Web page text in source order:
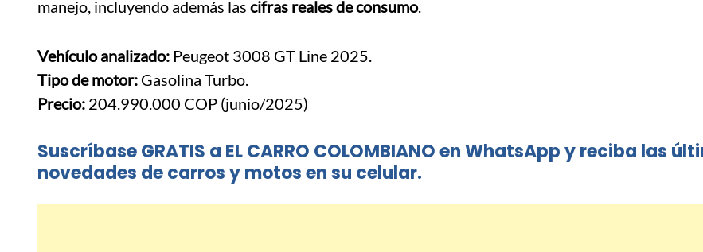
manejo, incluyendo además las cifras reales de consumo.
Vehículo analizado: Peugeot 3008 GT Line 2025.
Tipo de motor: Gasolina Turbo.
Precio: 204.990.000 COP (junio/2025)
Suscríbase GRATIS a EL CARRO COLOMBIANO en WhatsApp y reciba las
novedades de carros y motos en su celular.